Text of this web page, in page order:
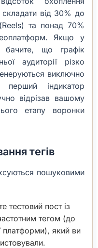
складати від 30% до
та понад 70%
Якщо у
бачите, що графік
аудиторії різко
виключно
індикатор
відрізав вашому
етапу воронки
тегів
пошуковими
тестовий пост із
тегом (до
платформи), який ви